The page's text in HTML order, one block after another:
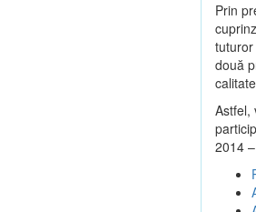
Prin
două
Astfel,
2014